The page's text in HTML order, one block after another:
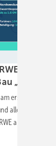
trifft
ersten
alle Vestas
an die